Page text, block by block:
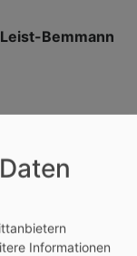
Bemmann
DIE
FÜR DIE
DER
Informationen